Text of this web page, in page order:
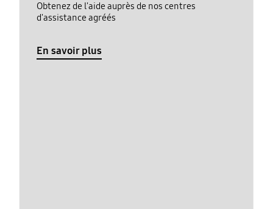
Obtenez de l'aide auprès de nos centres
d'assistance agréés
En savoir plus